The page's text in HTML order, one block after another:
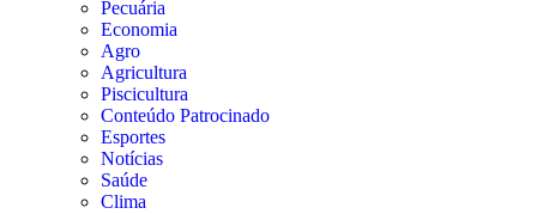
Pecuária
Economia
Agro
Agricultura
Piscicultura
Conteúdo Patrocinado
Esportes
Notícias
Saúde
Clima